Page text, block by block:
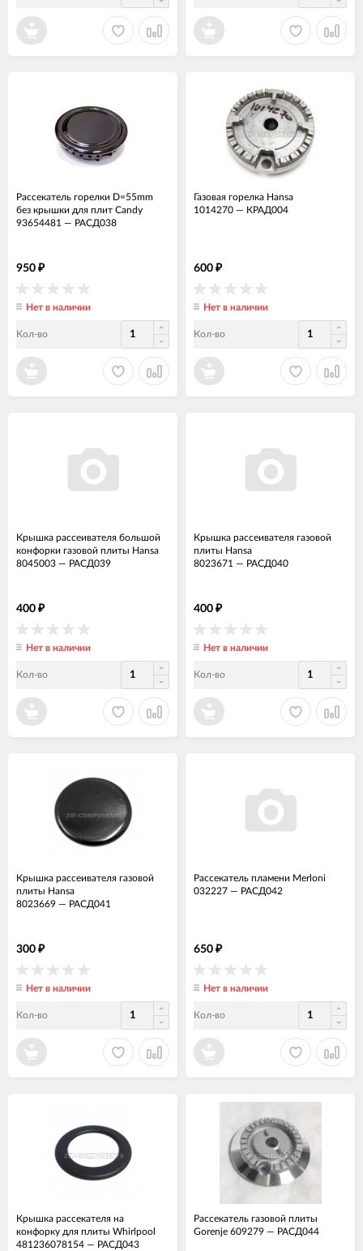
Рассекатель горелки D=55mm
без крышки для плит Candy
93654481 — РАСД038
950 ₽
Нет в наличии
Кол-во
Газовая горелка Hansa
1014270 — КРАД004
600 ₽
Нет в наличии
Кол-во
Крышка рассеивателя большой
конфорки газовой плиты Hansa
8045003 — РАСД039
400 ₽
Нет в наличии
Кол-во
Крышка рассеивателя газовой
плиты Hansa
8023671 — РАСД040
400 ₽
Нет в наличии
Кол-во
Крышка рассеивателя газовой
плиты Hansa
8023669 — РАСД041
300 ₽
Нет в наличии
Кол-во
Рассекатель пламени Merloni
032227 — РАСД042
650 ₽
Нет в наличии
Кол-во
Крышка рассекателя на
конфорку для плиты Whirlpool
481236078154 — РАСД043
Рассекатель газовой плиты
Gorenje 609279 — РАСД044